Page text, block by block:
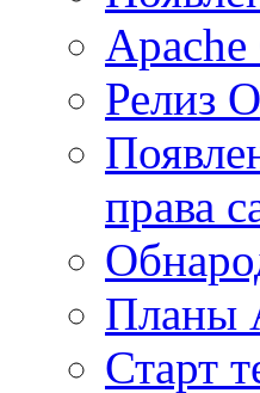
Apache
Релиз
права
Планы
Старт